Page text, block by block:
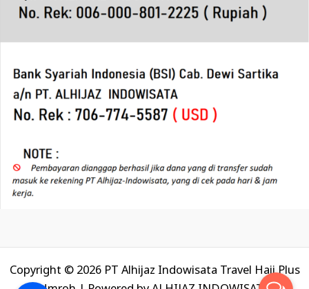
Copyright © 2026 PT Alhijaz Indowisata Travel Haji Plus